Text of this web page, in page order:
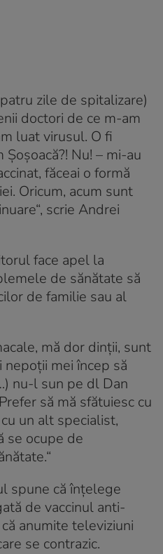
zile de spitalizare)
doctori de ce m-am
luat virusul. O fi
Nu! – mi-au
făceai o formă
Oricum, acum sunt
scrie Andrei
face apel la
de sănătate să
de familie sau al
mă dor dinții, sunt
mei încep să
nu-l sun pe dl Dan
să mă sfătuiesc cu
un alt specialist,
se ocupe de
spune că înțelege
de vaccinul anti-
anumite televiziuni
se contrazic.